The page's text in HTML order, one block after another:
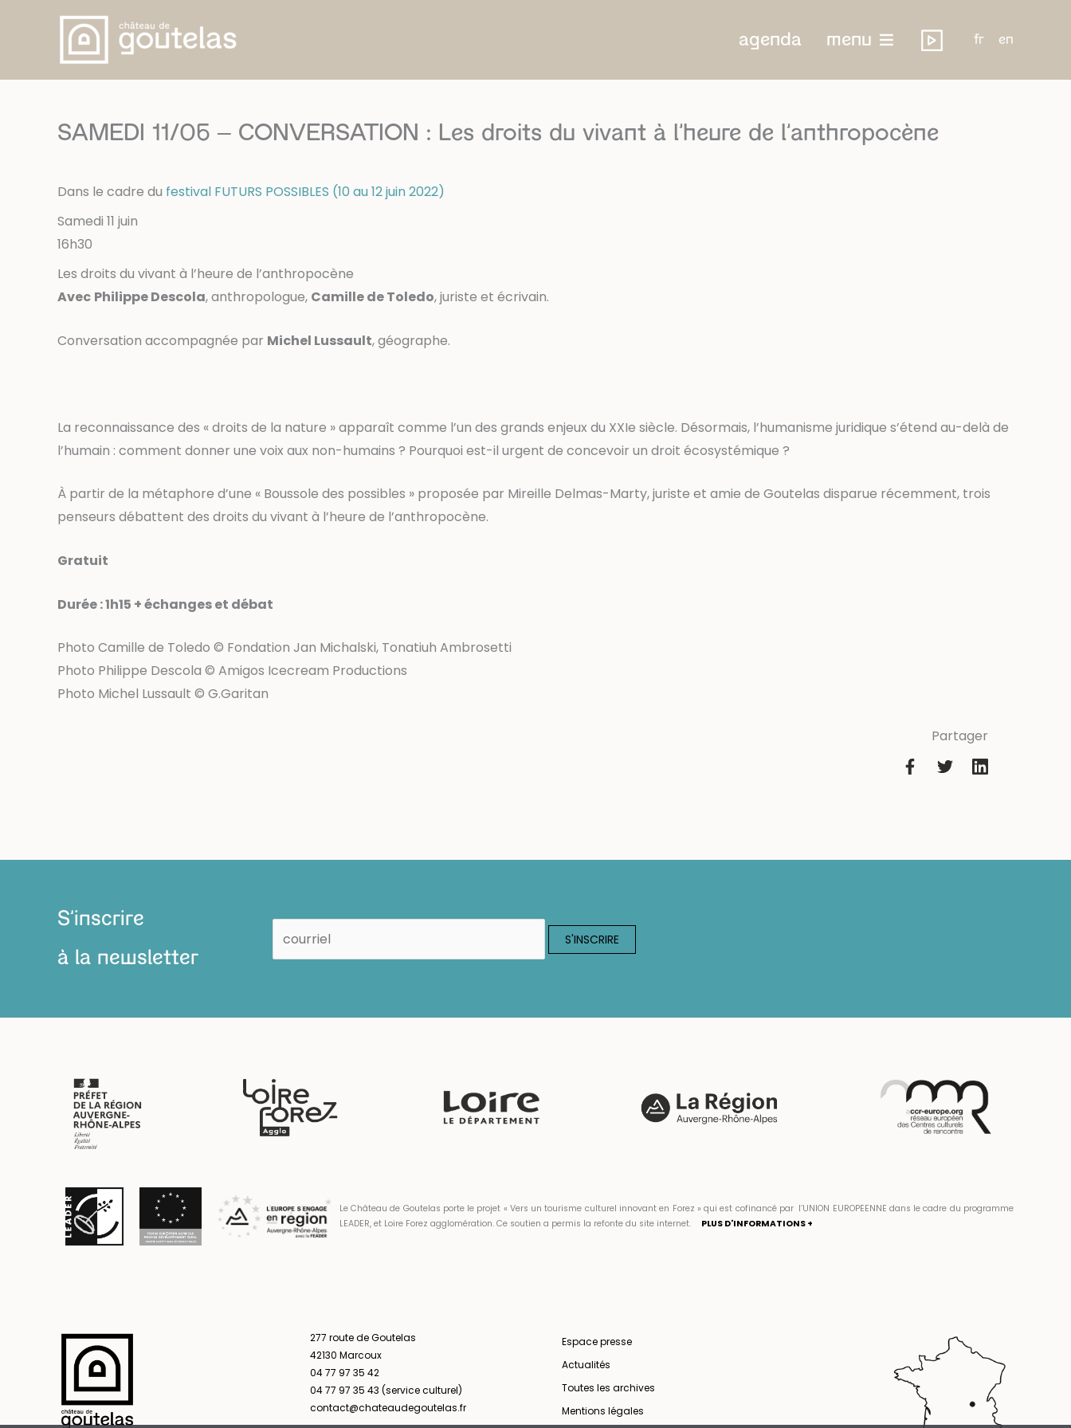
agenda menu fr en
SAMEDI 11/06 – CONVERSATION : Les droits du vivant à l’heure de l’anthropocène
Dans le cadre du festival FUTURS POSSIBLES (10 au 12 juin 2022)
Samedi 11 juin
16h30
Les droits du vivant à l’heure de l’anthropocène
Avec Philippe Descola, anthropologue, Camille de Toledo, juriste et écrivain.
Conversation accompagnée par Michel Lussault, géographe.
La reconnaissance des « droits de la nature » apparaît comme l’un des grands enjeux du XXIe siècle. Désormais, l’humanisme juridique s’étend au-delà de
l’humain : comment donner une voix aux non-humains ? Pourquoi est-il urgent de concevoir un droit écosystémique ?
À partir de la métaphore d’une « Boussole des possibles » proposée par Mireille Delmas-Marty, juriste et amie de Goutelas disparue récemment, trois
penseurs débattent des droits du vivant à l’heure de l’anthropocène.
Gratuit
Durée : 1h15 + échanges et débat
Photo Camille de Toledo © Fondation Jan Michalski, Tonatiuh Ambrosetti
Photo Philippe Descola © Amigos Icecream Productions
Photo Michel Lussault © G.Garitan
Partager
S'inscrire
à la newsletter
Le Château de Goutelas porte le projet « Vers un tourisme culturel innovant en Forez » qui est cofinancé par l’UNION EUROPEENNE dans le cadre du programme
LEADER, et Loire Forez agglomération. Ce soutien a permis la refonte du site internet.
PLUS D'INFORMATIONS +
277 route de Goutelas
42130 Marcoux
04 77 97 35 42
04 77 97 35 43 (service culturel)
contact@chateaudegoutelas.fr
Espace presse
Actualités
Toutes les archives
Mentions légales